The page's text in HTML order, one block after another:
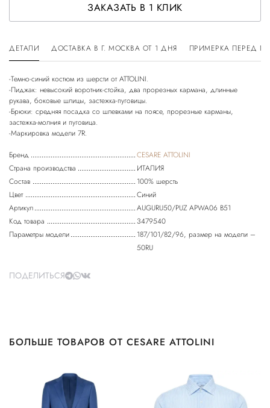
ЗАКАЗАТЬ В 1 КЛИК
ДЕТАЛИ ДОСТАВКА В Г. МОСКВА ОТ 1 ДНЯ ПРИМЕРКА ПЕРЕД
-Темно-синий костюм из шерсти от ATTOLINI.
-Пиджак: невысокий воротник-стойка, два прорезных кармана, длинные
рукава, боковые шлицы, застежка-пуговицы.
-Брюки: средняя посадка со шлевками на поясе, прорезные карманы,
застежка-молния и пуговица.
Бренд
CESARE ATTOLINI
Страна производства
ИТАЛИЯ
Состав
100% шерсть
Цвет
Синий
Артикул
AUGURU50/PUZ APWA06 B51
Код товара
3479540
Параметры модели
187/101/82/96, размер на модели –
50RU
ПОДЕЛИТЬСЯ
БОЛЬШЕ ТОВАРОВ ОТ CESARE ATTOLINI